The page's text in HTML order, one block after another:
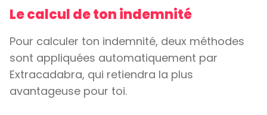
Le calcul de ton indemnité
Pour calculer ton indemnité, deux méthodes
sont appliquées automatiquement par
Extracadabra, qui retiendra la plus
avantageuse pour toi.